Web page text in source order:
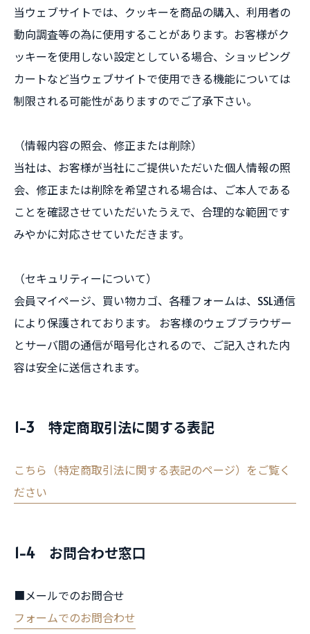
当ウェブサイトでは、クッキーを商品の購入、利用者の
動向調査等の為に使用することがあります。お客様がク
ッキーを使用しない設定としている場合、ショッピング
カートなど当ウェブサイトで使用できる機能については
制限される可能性がありますのでご了承下さい。
（情報内容の照会、修正または削除）
当社は、お客様が当社にご提供いただいた個人情報の照
会、修正または削除を希望される場合は、ご本人である
ことを確認させていただいたうえで、合理的な範囲です
みやかに対応させていただきます。
（セキュリティーについて）
会員マイページ、買い物カゴ、各種フォームは、SSL通信
により保護されております。 お客様のウェブブラウザー
とサーバ間の通信が暗号化されるので、ご記入された内
容は安全に送信されます。
1-3 特定商取引法に関する表記
こちら（特定商取引法に関する表記のページ）をご覧く
ださい
1-4 お問合わせ窓口
■メールでのお問合せ
フォームでのお問合わせ